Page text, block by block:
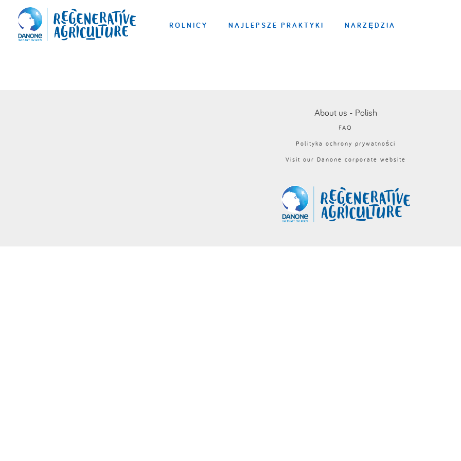
ROLNICY NAJLEPSZE PRAKTYKI NARZĘDZIA
About us - Polish
FAQ
Polityka ochrony prywatności
Visit our Danone corporate website